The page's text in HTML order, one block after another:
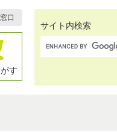
口
す
サイト内検索